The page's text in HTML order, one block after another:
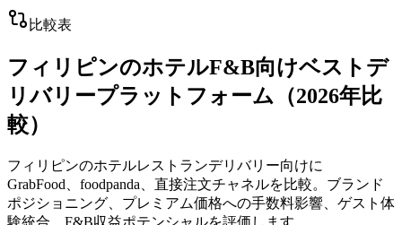
比較表
フィリピンのホテルF&B向けベストデ
リバリープラットフォーム（2026年比
較）
フィリピンのホテルレストランデリバリー向けに
GrabFood、foodpanda、直接注文チャネルを比較。ブランド
ポジショニング、プレミアム価格への手数料影響、ゲスト体
験統合、F&B収益ポテンシャルを評価します。